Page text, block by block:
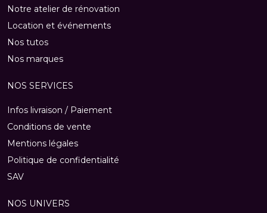
Notre atelier de rénovation
Location et événements
Nos tutos
Nos marques
NOS SERVICES
Infos livraison / Paiement
Conditions de vente
Mentions légales
Politique de confidentialité
SAV
NOS UNIVERS